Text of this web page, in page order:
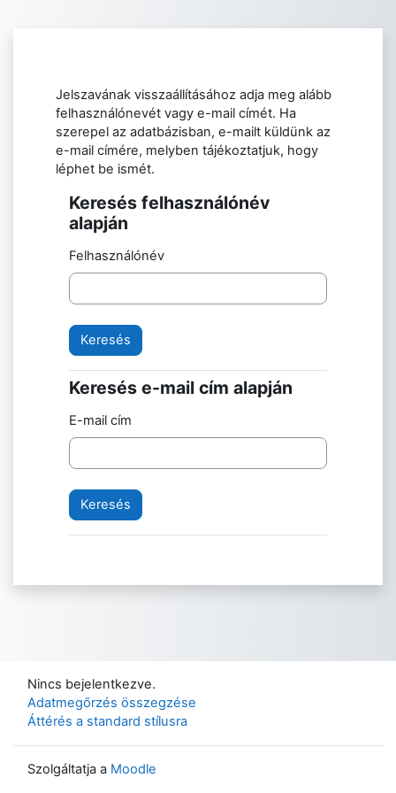
Jelszavának visszaállításához adja meg alább
felhasználónevét vagy e-mail címét. Ha
szerepel az adatbázisban, e-mailt küldünk az
e-mail címére, melyben tájékoztatjuk, hogy
léphet be ismét.
Keresés felhasználónév alapján
Keresés felhasználónév
alapján
Felhasználónév
Keresés e-mail cím alapján
Keresés e-mail cím alapján
E-mail cím
Nincs bejelentkezve.
Adatmegőrzés összegzése
Áttérés a standard stílusra
Szolgáltatja a Moodle